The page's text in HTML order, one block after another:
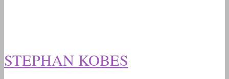
STEPHAN KOBES